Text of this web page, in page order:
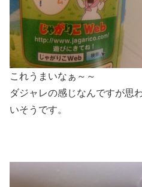
これうまいなぁ～～
ダジャレの感じなんですが思
いそうです。